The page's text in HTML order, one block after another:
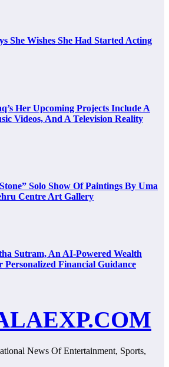
She Wishes She Had Started Acting
Her Upcoming Projects Include A
Videos, And A Television Reality
Solo Show Of Paintings By Uma
Centre Art Gallery
Sutram, An AI-Powered Wealth
Personalized Financial Guidance
News Of Entertainment, Sports,